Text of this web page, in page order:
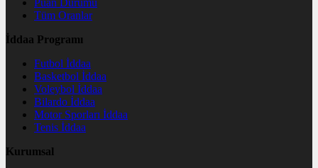
Tüm Oranlar
İddaa Programı
Futbol İddaa
Basketbol İddaa
Voleybol İddaa
Bilardo İddaa
Motor Sporları İddaa
Tenis İddaa
Kurumsal